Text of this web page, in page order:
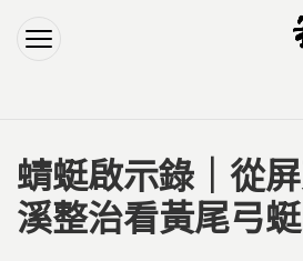
Jump to
Jump to Main
您在這裡
蜻蜓啟示錄｜從
溪整治看黃尾弓